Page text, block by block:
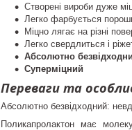
Створені вироби дуже
Легко фарбується
Міцно лягає на різні
Легко свердлиться і
Абсолютно
Суперміцний
Переваги та
Абсолютно безвідходний:
Поликапролактон має